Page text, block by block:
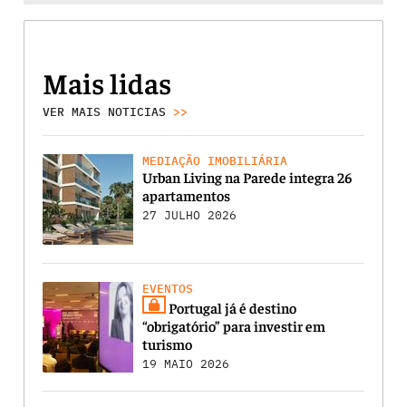
Mais lidas
VER MAIS NOTICIAS >>
MEDIAÇÃO IMOBILIÁRIA
Urban Living na Parede integra 26
apartamentos
27 JULHO 2026
EVENTOS
Portugal já é destino
“obrigatório” para investir em
turismo
19 MAIO 2026